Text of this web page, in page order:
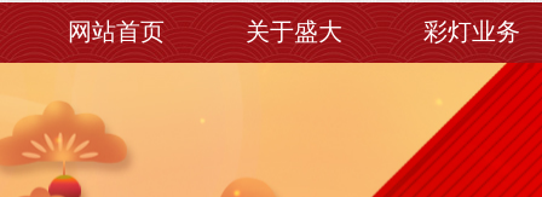
网站首页 关于盛大 彩灯业务